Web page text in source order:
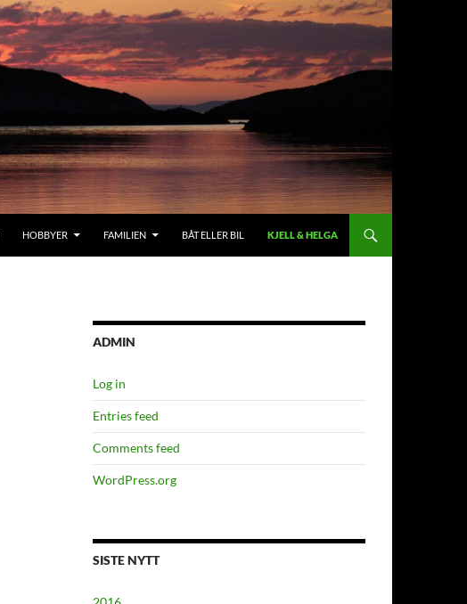
HOBBYER FAMILIEN BÅT ELLER BIL KJELL & HELGA
ADMIN
Log in
Entries feed
Comments feed
WordPress.org
SISTE NYTT